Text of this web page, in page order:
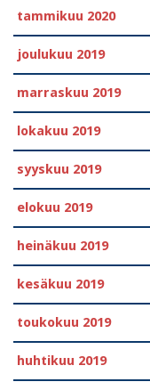
tammikuu 2020
joulukuu 2019
marraskuu 2019
lokakuu 2019
syyskuu 2019
elokuu 2019
heinäkuu 2019
kesäkuu 2019
toukokuu 2019
huhtikuu 2019